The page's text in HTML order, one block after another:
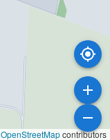
OpenStreetMapcontributors